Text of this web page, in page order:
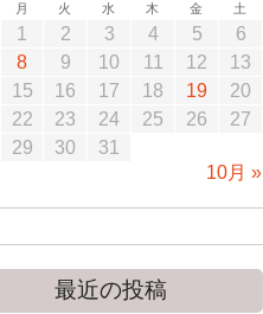
月 火 水 木 金 土
1 2 3 4 5
6
8 9 10 11 12
13
15 16 17 18 19
20
22 23 24 25 26
27
29 30
31
10月 »
最近の投稿